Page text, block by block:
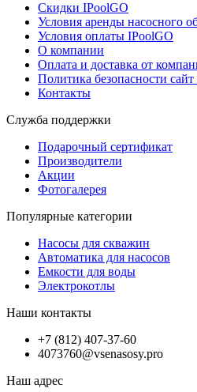
Скидки IPoolGO
Условия аренды насосного
Условия оплаты IPoolGO
О компании
Оплата и доставка от
Политика безопасности
Контакты
Служба поддержки
Подарочный сертификат
Производители
Акции
Фотогалерея
Популярные категории
Насосы для скважин
Автоматика для насосов
Емкости для воды
Электрокотлы
Наши контакты
+7 (812) 407-37-60
4073760@vsenasosy.pro
Наш адрес